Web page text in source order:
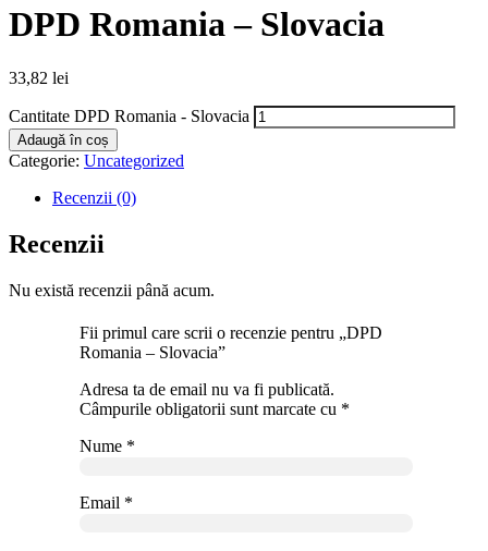
DPD Romania – Slovacia
33,82 lei
Cantitate DPD Romania - Slovacia
Adaugă în coș
Categorie: Uncategorized
Recenzii (0)
Recenzii
Nu există recenzii până acum.
Fii primul care scrii o recenzie pentru „DPD
Romania – Slovacia”
Adresa ta de email nu va fi publicată.
Câmpurile obligatorii sunt marcate cu *
Nume *
Email *